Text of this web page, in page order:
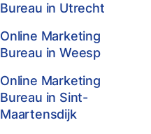
Bureau in Utrecht
Online Marketing
Bureau in Weesp
Online Marketing
Bureau in Sint-
Maartensdijk